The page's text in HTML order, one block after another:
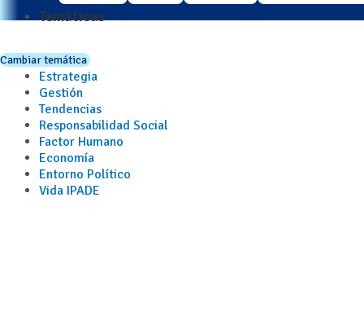
Temáticas
Cambiar temática
Estrategia
Gestión
Tendencias
Responsabilidad Social
Factor Humano
Economía
Entorno Político
Vida IPADE